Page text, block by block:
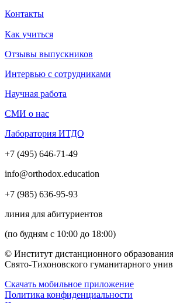
Контакты
Как учиться
Отзывы выпускников
Интервью с сотрудниками
Научная работа
СМИ о нас
Лаборатория ИТДО
+7 (495) 646-71-49
info@orthodox.education
+7 (985) 636-95-93
линия для абитуриентов
(по будням с 10:00 до 18:00)
© Институт дистанционного
Свято-Тихоновского гуманитарного
Скачать мобильное приложение
Политика конфиденциальности